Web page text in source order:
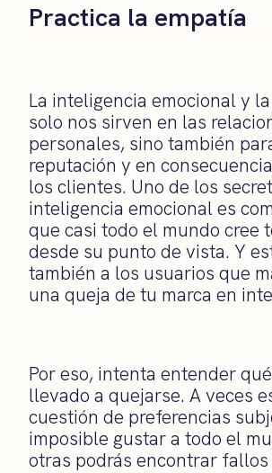
Practica la empatía
La inteligencia emocional y
solo nos sirven en las
personales, sino también
reputación y en
los clientes. Uno de los
inteligencia emocional es
que casi todo el mundo cree
desde su punto de vista. Y
también a los usuarios que
una queja de tu marca en
Por eso, intenta entender
llevado a quejarse. A veces
cuestión de preferencias
imposible gustar a todo el
otras podrás encontrar fallos